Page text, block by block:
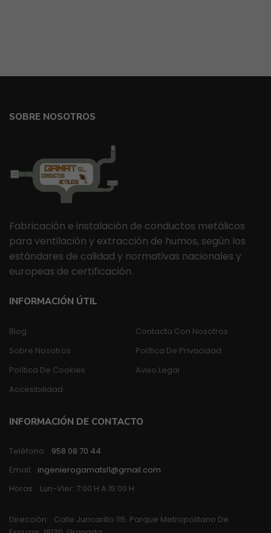
SOBRE NOSOTROS
Fabricación e instalación de conductos metálicos
para ventilación y extracción de humos, según los
estándares de calidad y normativas nacionales y
europeas de certificación.
INFORMACIÓN ÚTIL
Blog
Contacta Con Nosotros
Sobre Nosotros
Política De Privacidad
Política De Cookies
Aviso Legal
Accesibilidad
INFORMACIÓN DE CONTACTO
Teléfono: 958 08 70 44
Email: ingenierogamatsl1@gmail.com
Horas: Lun-Vier: 7:00 H A 15:00 H
Dirección: Calle Juncarillo 115. Parque Metropolitano De